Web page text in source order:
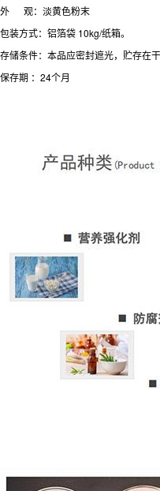
外 观：淡黄色粉末
包装方式：铝箔袋 10kg/纸箱。
存储条件：本品应密封遮光，贮存在
保存期 ：24个月